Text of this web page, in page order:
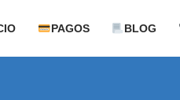
PAGOS BLOG